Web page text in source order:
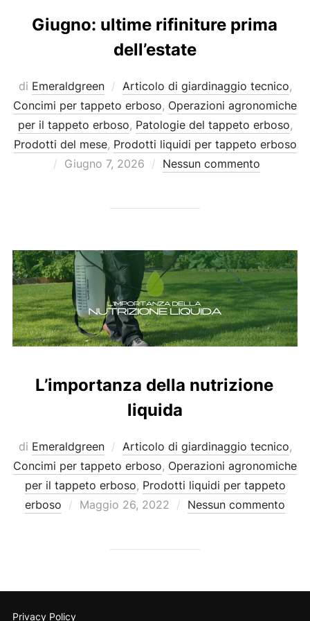
Giugno: ultime rifiniture prima
dell’estate
di Emeraldgreen Articolo di giardinaggio tecnico,
Concimi per tappeto erboso, Operazioni agronomiche
per il tappeto erboso, Patologie del tappeto erboso,
Prodotti del mese, Prodotti liquidi per tappeto erboso
Pubblicato
Giugno 7, 2026 Nessun commento
L’importanza della nutrizione
liquida
di Emeraldgreen Articolo di giardinaggio tecnico,
Concimi per tappeto erboso, Operazioni agronomiche
per il tappeto erboso, Prodotti liquidi per tappeto
erboso
Pubblicato
Maggio 26, 2022 Nessun commento
Privacy Policy